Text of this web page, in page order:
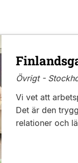
Övrigt -
Vi vet att
Det är den
relationer och